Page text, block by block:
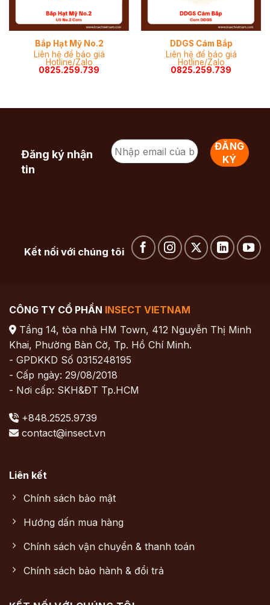
Bắp Hạt Mỹ No.2
Liên hệ để báo giá
Hotline/Zalo
0825.259.739
DDGS Cám Bắp
Liên hệ để báo giá
Hotline/Zalo
0825.259.739
Đăng ký nhận
tin
Kết nối với chúng tôi
CÔNG TY CỔ PHẦN INSECT VIETNAM
Tầng 14, tòa nhà HM Town, 412 Nguyễn Thị Minh
Khai, Phường Bàn Cờ, Tp. Hồ Chí Minh.
- GPDKKD Số 0315248195
- Cấp ngày: 29/08/2018
- Nơi cấp: SKH&ĐT Tp.HCM
+848.2525.9739
contact@insect.vn
Liên kết
Chính sách bảo mật
Hướng dấn mua hàng
Chính sách vận chuyển & thanh toán
Chính sách bảo hành & đổi trả